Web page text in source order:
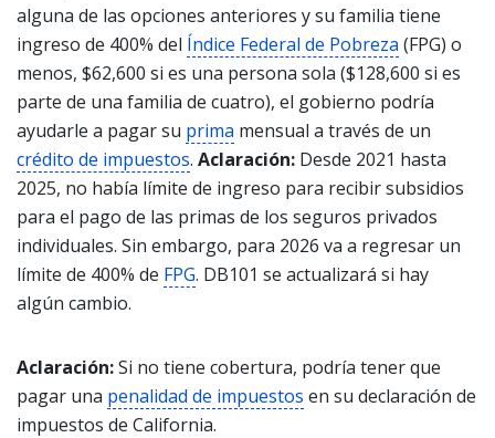
alguna de las opciones anteriores y su familia tiene
ingreso de 400% del Índice Federal de Pobreza (FPG) o
menos, $62,600 si es una persona sola ($128,600 si es
parte de una familia de cuatro), el gobierno podría
ayudarle a pagar su prima mensual a través de un
crédito de impuestos. Aclaración: Desde 2021 hasta
2025, no había límite de ingreso para recibir subsidios
para el pago de las primas de los seguros privados
individuales. Sin embargo, para 2026 va a regresar un
límite de 400% de FPG. DB101 se actualizará si hay
algún cambio.
Aclaración:Si no tiene cobertura, podría tener que
pagar una penalidad de impuestos en su declaración de
impuestos de California.